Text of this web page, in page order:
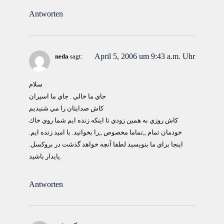
Antworten
neda sagt: April 5, 2006 um 9:43 a.m. Uhr
سلام
جاي ما خالي . جاي ما اسيران
كاش صدايتان را مي شنيديم
كاش روزي به همين زودي تا اينكه زنده ايم شما روي خاك
خودمان تمام „تماما مخصوص „را بخوانيد. با اميد زنده ايم.
اينجا براي ما بنويسيد لطفا آنچه خواهد گذشت در بروكسل.
پايدار باشيد.
Antworten